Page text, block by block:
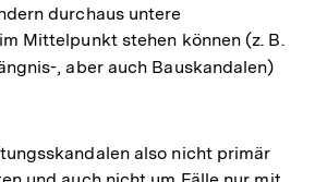
durchaus untere
Mittelpunkt stehen können (z. B.
, aber auch Bauskandalen)
also nicht primär